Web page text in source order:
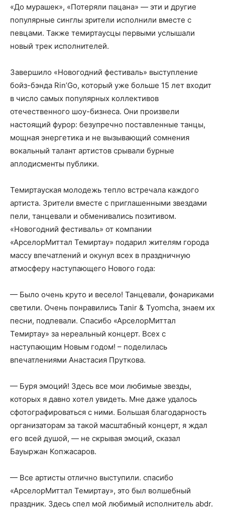
«До мурашек», «Потеряли пацана» — эти и другие
популярные синглы зрители исполнили вместе с
певцами. Также темиртаусцы первыми услышали
новый трек исполнителей.
Завершило «Новогодний фестиваль» выступление
бойз-бэнда Rin’Go, который уже больше 15 лет входит
в число самых популярных коллективов
отечественного шоу-бизнеса. Они произвели
настоящий фурор: безупречно поставленные танцы,
мощная энергетика и не вызывающий сомнения
вокальный талант артистов срывали бурные
аплодисменты публики.
Темиртауская молодежь тепло встречала каждого
артиста. Зрители вместе с приглашенными звездами
пели, танцевали и обменивались позитивом.
«Новогодний фестиваль» от компании
«АрселорМиттал Темиртау» подарил жителям города
массу впечатлений и окунул всех в праздничную
атмосферу наступающего Нового года:
— Было очень круто и весело! Танцевали, фонариками
светили. Очень понравились Tanir & Tyomcha, знаем их
песни, подпевали. Спасибо «АрселорМиттал
Темиртау» за нереальный концерт. Всех с
наступающим Новым годом! – поделилась
впечатлениями Анастасия Пруткова.
— Буря эмоций! Здесь все мои любимые звезды,
которых я давно хотел увидеть. Мне даже удалось
сфотографироваться с ними. Большая благодарность
организаторам за такой масштабный концерт, я ждал
его всей душой, — не скрывая эмоций, сказал
Бауыржан Копжасаров.
— Все артисты отлично выступили. спасибо
«АрселорМиттал Темиртау», это был волшебный
праздник. Здесь спел мой любимый исполнитель abdr.